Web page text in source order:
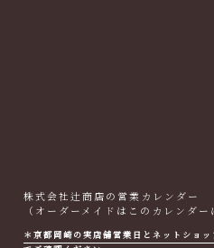
株式会社辻商店の営業カレンダー
（オーダーメイドはこのカレンダー
＊京都岡崎の実店舗営業日とネットショ